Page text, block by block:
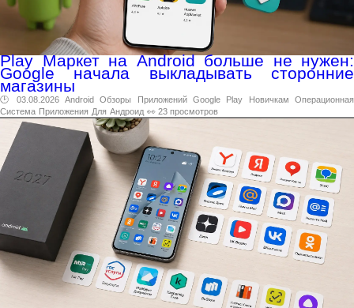
Play Маркет на Android больше не нужен:
Google начала выкладывать сторонние
магазины
🕑 03.08.2026 Android Обзоры Приложений Google Play Новичкам
Операционная
Система Приложения Для Андроид 👀 23 просмотров